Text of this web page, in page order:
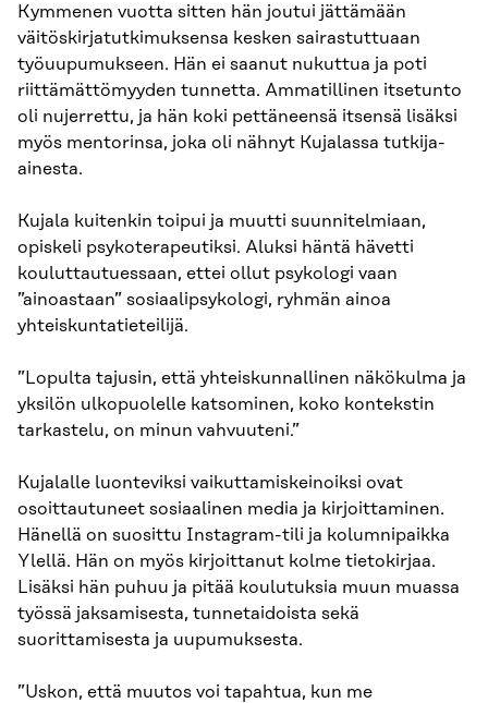
Kymmenen vuotta sitten hän joutui jättämään
väitöskirjatutkimuksensa kesken sairastuttuaan
työuupumukseen. Hän ei saanut nukuttua ja poti
riittämättömyyden tunnetta. Ammatillinen itsetunto
oli nujerrettu, ja hän koki pettäneensä itsensä lisäksi
myös mentorinsa, joka oli nähnyt Kujalassa tutkija-
ainesta.
Kujala kuitenkin toipui ja muutti suunnitelmiaan,
opiskeli psykoterapeutiksi. Aluksi häntä hävetti
kouluttautuessaan, ettei ollut psykologi vaan
”ainoastaan” sosiaalipsykologi, ryhmän ainoa
yhteiskuntatieteilijä.
”Lopulta tajusin, että yhteiskunnallinen näkökulma ja
yksilön ulkopuolelle katsominen, koko kontekstin
tarkastelu, on minun vahvuuteni.”
Kujalalle luonteviksi vaikuttamiskeinoiksi ovat
osoittautuneet sosiaalinen media ja kirjoittaminen.
Hänellä on suosittu Instagram-tili ja kolumnipaikka
Ylellä. Hän on myös kirjoittanut kolme tietokirjaa.
Lisäksi hän puhuu ja pitää koulutuksia muun muassa
työssä jaksamisesta, tunnetaidoista sekä
suorittamisesta ja uupumuksesta.
”Uskon, että muutos voi tapahtua, kun me